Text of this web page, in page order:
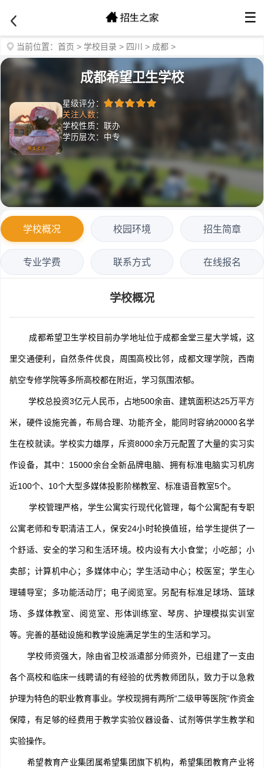
☰
当前位置： 首页 > 学校目录 > 四川 > 成都 >
成都希望卫生学校
星级评分：
关注人数：
学校性质：联办
学历层次：中专
学校概况 校园环境 招生简章
专业学费 联系方式 在线报名
学校概况
成都希望卫生学校目前办学地址位于成都金堂三星大学城，这
里交通便利，自然条件优良，周围高校比邻，成都文理学院，西南
航空专修学院等多所高校都在附近，学习氛围浓郁。
学校总投资3亿元人民币，占地500余亩、建筑面积达25万平方
米，硬件设施完善，布局合理、功能齐全，能同时容纳20000名学
生在校就读。学校实力雄厚，斥资8000余万元配置了大量的实习实
作设备，其中：15000余台全新品牌电脑、拥有标准电脑实习机房
近100个、10个大型多媒体投影阶梯教室、标准语音教室5个。
学校管理严格，学生公寓实行现代化管理，每个公寓配有专职
公寓老师和专职清洁工人，保安24小时轮换值班，给学生提供了一
个舒适、安全的学习和生活环境。校内设有大小食堂；小吃部；小
卖部；计算机中心；多媒体中心；学生活动中心；校医室；学生心
理辅导室；多功能活动厅；电子阅览室。另配有标准足球场、篮球
场、多媒体教室、阅览室、形体训练室、琴房、护理模拟实训室
等。完善的基础设施和教学设施满足学生的生活和学习。
学校师资强大，除由省卫校派遣部分师资外，已组建了一支由
各个高校和临床一线聘请的有经验的优秀教师团队，致力于以急救
护理为特色的职业教育事业。学校现拥有两所“二级甲等医院”作资金
保障，有足够的经费用于教学实验仪器设备、试剂等供学生教学和
实验操作。
希望教育产业集团属希望集团旗下机构，希望集团教育产业将